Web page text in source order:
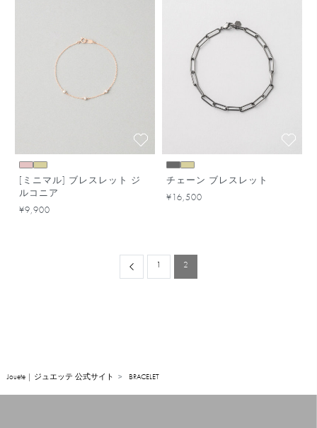
[ミニマル] ブレスレット ジ
ルコニア
¥9,900
チェーン ブレスレット
¥16,500
Previous1 2
Jouete | ジュエッテ 公式サイト BRACELET